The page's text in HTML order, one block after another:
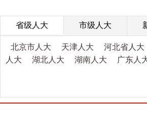
省级人大 市级人大
北京市人大 天津人大 河北省人大
人大
湖北人大 湖南人大 广东人